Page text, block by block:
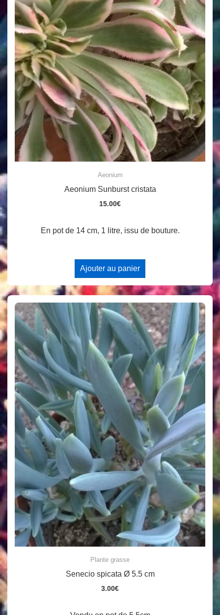
Aeonium
Aeonium Sunburst cristata
15.00€
En pot de 14 cm, 1 litre, issu de bouture.
Ajouter au panier
Plante grasse
Senecio spicata Ø 5.5 cm
3.00€